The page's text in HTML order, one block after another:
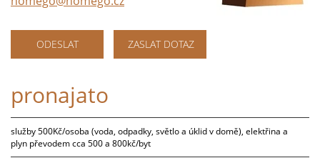
ODESLAT ZASLAT DOTAZ
pronajato
služby 500Kč/osoba (voda, odpadky, světlo a úklid v domě), elektřina a
plyn převodem cca 500 a 800kč/byt